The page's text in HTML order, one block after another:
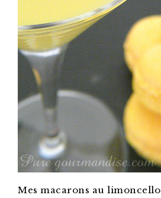
Mes macarons au limoncello